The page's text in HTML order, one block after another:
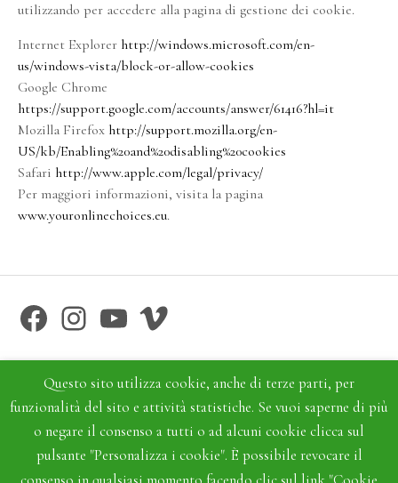
utilizzando per accedere alla pagina di gestione dei cookie.
Internet Explorer http://windows.microsoft.com/en-
us/windows-vista/block-or-allow-cookies
Google Chrome
https://support.google.com/accounts/answer/61416?hl=it
Mozilla Firefox http://support.mozilla.org/en-
US/kb/Enabling%20and%20disabling%20cookies
Safari http://www.apple.com/legal/privacy/
Per maggiori informazioni, visita la pagina
www.youronlinechoices.eu.
Facebook
Instagram
YouTube
Vimeo
Questo sito utilizza cookie, anche di terze parti, per
funzionalità del sito e attività statistiche. Se vuoi saperne di più
o negare il consenso a tutti o ad alcuni cookie clicca sul
pulsante "Personalizza i cookie". È possibile revocare il